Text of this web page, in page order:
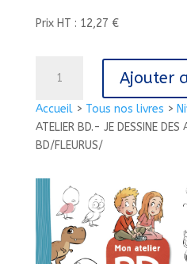
Accueil> Tous nos livres >
ATELIER BD.- JE DESSINE DES
BD/FLEURUS/
Prix HT : 12,27 €
MON
ATELIER
BD.-
ANIMAUX//DESSIN
BD/FLEURUS/
Ajouter